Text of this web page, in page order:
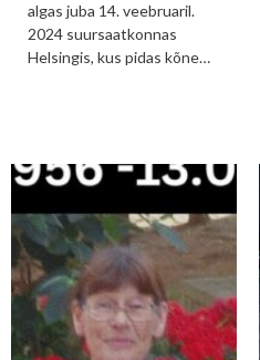
algas juba 14. veebruaril.
2024 suursaatkonnas
Helsingis, kus pidas kõne…